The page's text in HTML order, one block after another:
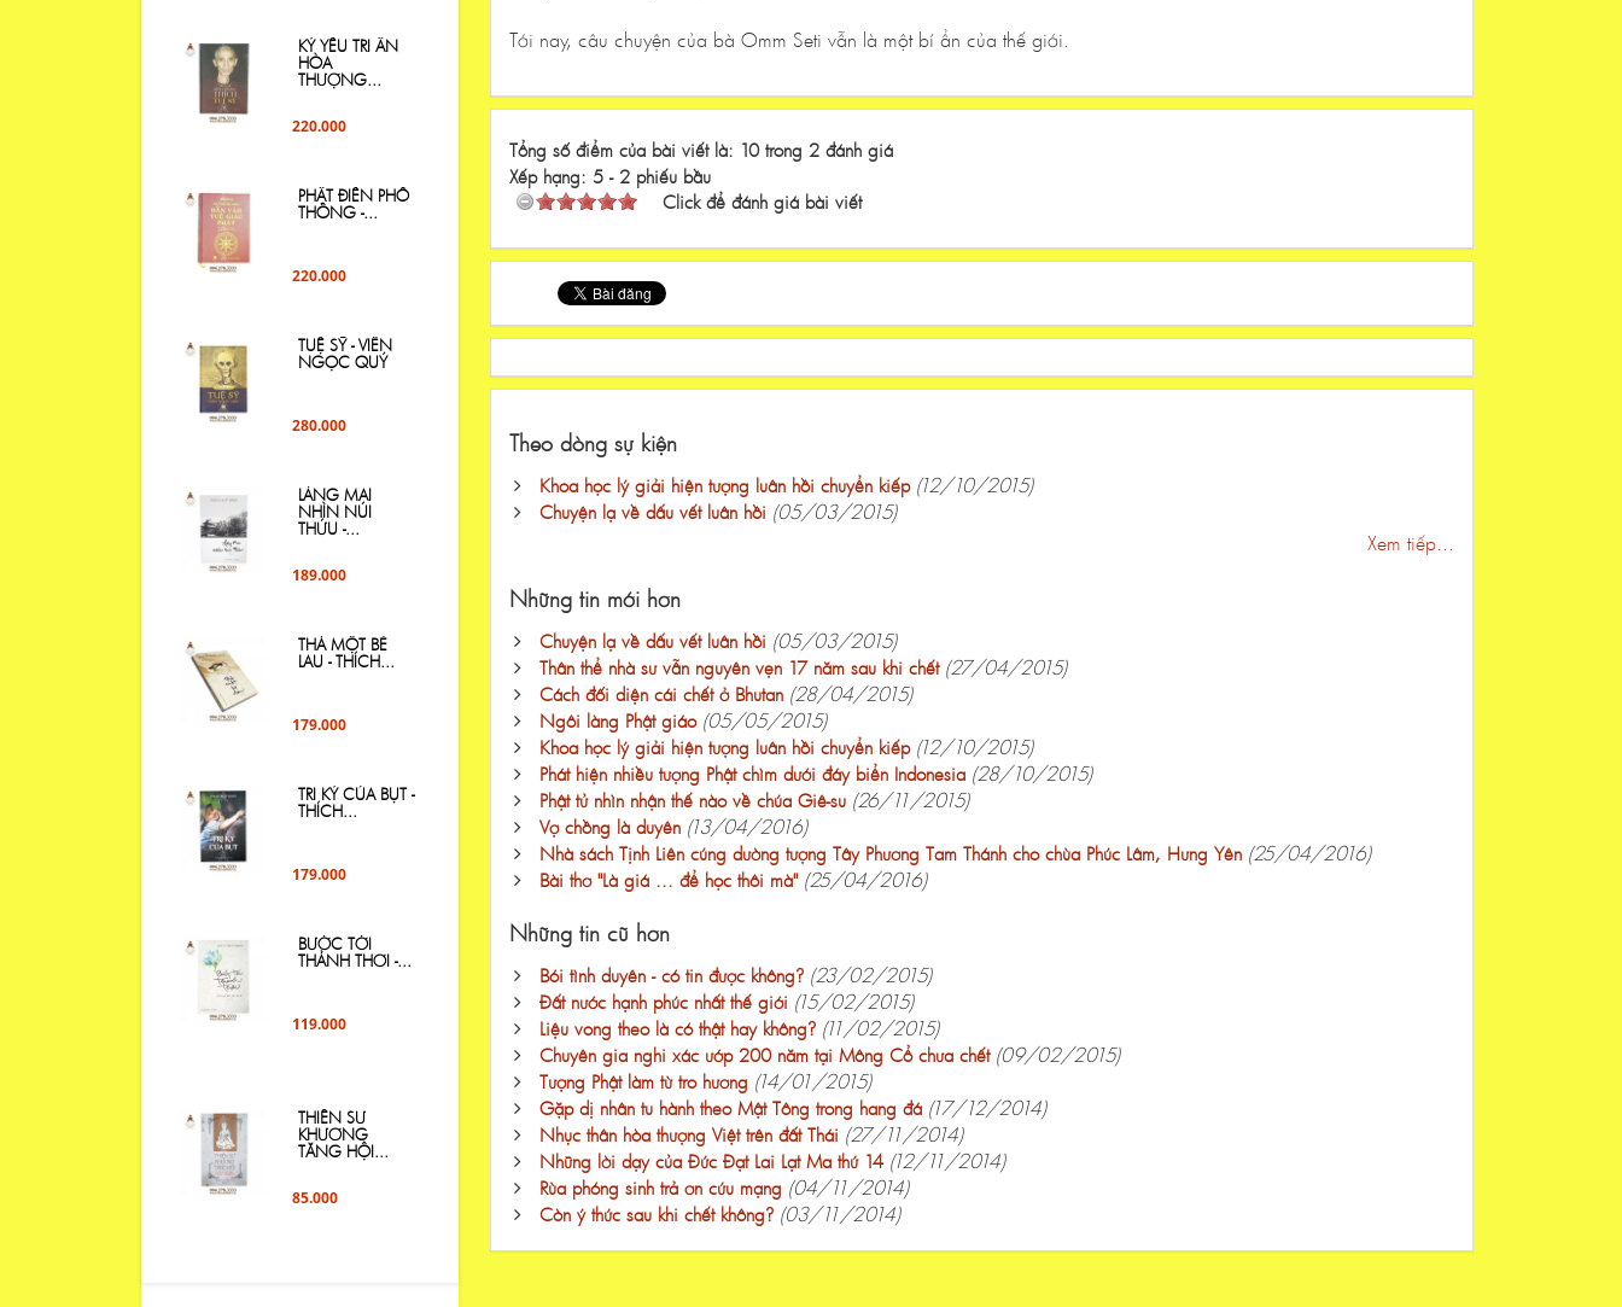
KỶ YẾU TRI ÂN
HÒA
THƯỢNG...
220.000
PHẬT ĐIỂN PHỔ
THÔNG -...
220.000
TUỆ SỸ - VIÊN
NGỌC QUÝ
280.000
LÀNG MAI
NHÌN NÚI
THỨU -...
189.000
THẢ MỘT BÈ
LAU - THÍCH...
179.000
TRI KỶ CỦA BỤT -
THÍCH...
179.000
BƯỚC TỚI
THẢNH THƠI -...
119.000
THIỀN SƯ
KHƯƠNG
TĂNG HỘI...
85.000
Tới nay, câu chuyện của bà Omm Seti vẫn là một bí ẩn của thế giới.
Tổng số điểm của bài viết là: 10 trong 2 đánh giá
Xếp hạng: 5- 2phiếu bầu
Click để đánh giá bài viết
Theo dòng sự kiện
Khoa học lý giải hiện tượng luân hồi chuyển kiếp (12/10/2015)
Chuyện lạ về dấu vết luân hồi (05/03/2015)
Xem tiếp...
Những tin mới hơn
Chuyện lạ về dấu vết luân hồi (05/03/2015)
Thân thể nhà sư vẫn nguyên vẹn 17 năm sau khi chết (27/04/2015)
Cách đối diện cái chết ở Bhutan (28/04/2015)
Ngôi làng Phật giáo (05/05/2015)
Khoa học lý giải hiện tượng luân hồi chuyển kiếp (12/10/2015)
Phát hiện nhiều tượng Phật chìm dưới đáy biển Indonesia (28/10/2015)
Phật tử nhìn nhận thế nào về chúa Giê-su (26/11/2015)
Vợ chồng là duyên (13/04/2016)
Nhà sách Tịnh Liên cúng dường tượng Tây Phương Tam Thánh cho chùa Phúc Lâm, Hưng Yên (25/04/2016)
Bài thơ "Là giá ... để học thôi mà" (25/04/2016)
Những tin cũ hơn
Bói tình duyên - có tin được không? (23/02/2015)
Đất nước hạnh phúc nhất thế giới (15/02/2015)
Liệu vong theo là có thật hay không? (11/02/2015)
Chuyên gia nghi xác ướp 200 năm tại Mông Cổ chưa chết (09/02/2015)
Tượng Phật làm từ tro hương (14/01/2015)
Gặp dị nhân tu hành theo Mật Tông trong hang đá (17/12/2014)
Nhục thân hòa thượng Việt trên đất Thái (27/11/2014)
Những lời dạy của Đức Đạt Lai Lạt Ma thứ 14 (12/11/2014)
Rùa phóng sinh trả ơn cứu mạng (04/11/2014)
Còn ý thức sau khi chết không? (03/11/2014)